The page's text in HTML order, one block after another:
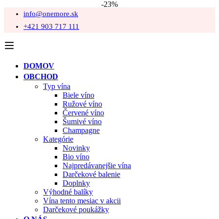
info@onemore.sk
+421 903 717 111
DOMOV
OBCHOD
Typ vína
Biele víno
Ružové víno
Červené víno
Šumivé víno
Champagne
Kategórie
Novinky
Bio víno
Najpredávanejšie vína
Darčekové balenie
Doplnky
Výhodné balíky
Vína tento mesiac v akcii
Darčekové poukážky
-23%